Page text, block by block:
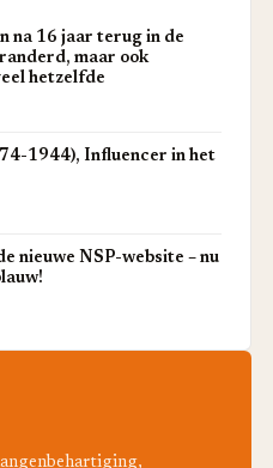
na 16 jaar terug in de
maar ook
hetzelfde
1944), Influencer in het
nieuwe NSP-website – nu